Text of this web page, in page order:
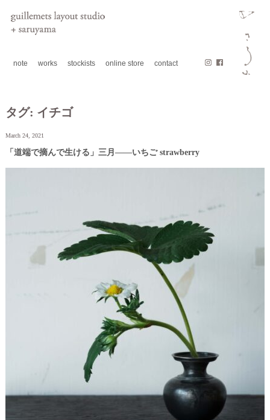
note works stockists online store contact
タグ: イチゴ
March 24, 2021
「道端で摘んで生ける」三月——いちご strawberry